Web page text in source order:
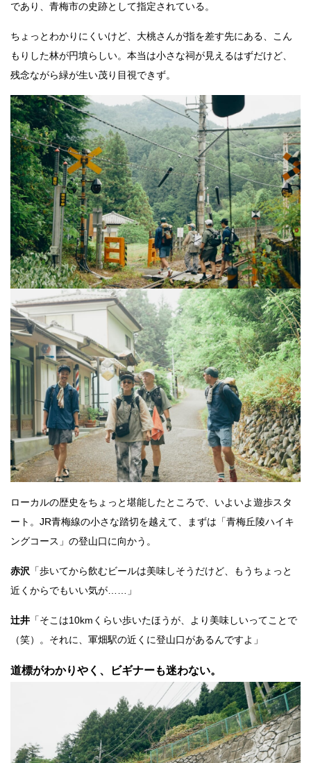
であり、青梅市の史跡として指定されている。
ちょっとわかりにくいけど、大桃さんが指を差す先にある、こん
もりした林が円墳らしい。本当は小さな祠が見えるはずだけど、
残念ながら緑が生い茂り目視できず。
ローカルの歴史をちょっと堪能したところで、いよいよ遊歩スタ
ート。JR青梅線の小さな踏切を越えて、まずは「青梅丘陵ハイキ
ングコース」の登山口に向かう。
赤沢 「歩いてから飲むビールは美味しそうだけど、もうちょっと
近くからでもいい気が……」
辻井 「そこは10kmくらい歩いたほうが、より美味しいってことで
（笑）。それに、軍畑駅の近くに登山口があるんですよ」
道標がわかりやく、ビギナーも迷わない。